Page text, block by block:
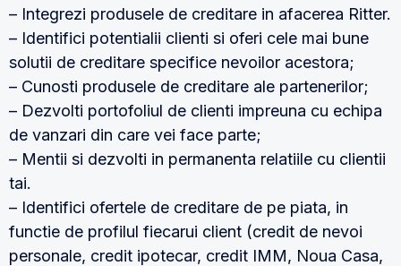
– Integrezi produsele de creditare in afacerea Ritter.
– Identifici potentialii clienti si oferi cele mai bune
solutii de creditare specifice nevoilor acestora;
– Cunosti produsele de creditare ale partenerilor;
– Dezvolti portofoliul de clienti impreuna cu echipa
de vanzari din care vei face parte;
– Mentii si dezvolti in permanenta relatiile cu clientii
tai.
– Identifici ofertele de creditare de pe piata, in
functie de profilul fiecarui client (credit de nevoi
personale, credit ipotecar, credit IMM, Noua Casa,